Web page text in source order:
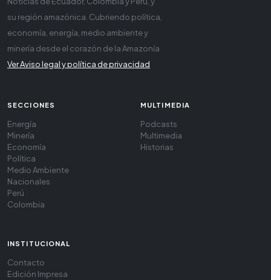
su región amazónica. Cubriendo política,
economía, energía, medio ambiente y
minería desde el corazón de la Amazonía
Ver Aviso legal y política de privacidad
SECCIONES
Energía
Minería
Economía
Política
Medio Ambiente
Nacionales
Perú
Colombia
MULTIMEDIA
Podcasts
Multimedia
Historias
INSTITUCIONAL
Contacto
Edición Impresa